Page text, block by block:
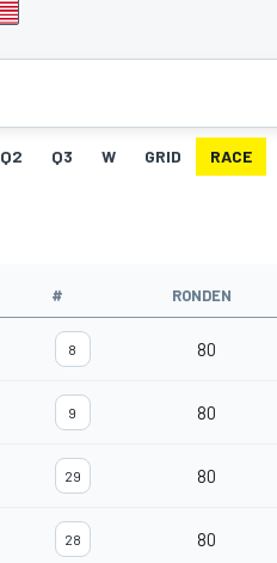
Q2 Q3 W GRID RACE
# RONDEN
8 80
9 80
29 80
28 80